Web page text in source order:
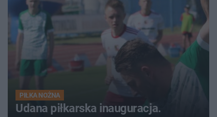
PIŁKA NOŻNA
Udana piłkarska inauguracja.